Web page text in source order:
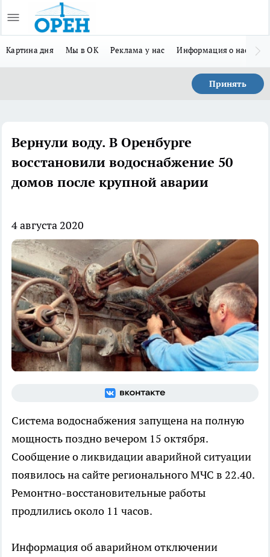
Картина дня Мы в ОК Реклама у нас Информация о нас
Принять
Вернули воду. В Оренбурге
восстановили водоснабжение 50
домов после крупной аварии
4 августа 2020
Система водоснабжения запущена на полную
мощность поздно вечером 15 октября.
Сообщение о ликвидации аварийной ситуации
появилось на сайте регионального МЧС в 22.40.
Ремонтно-восстановительные работы
продлились около 11 часов.
Информация об аварийном отключении